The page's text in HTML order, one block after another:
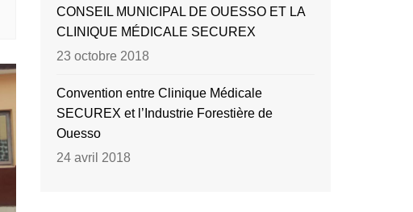
CONSEIL MUNICIPAL DE OUESSO ET LA
CLINIQUE MÉDICALE SECUREX
23 octobre 2018
Convention entre Clinique Médicale
SECUREX et l’Industrie Forestière de
Ouesso
24 avril 2018